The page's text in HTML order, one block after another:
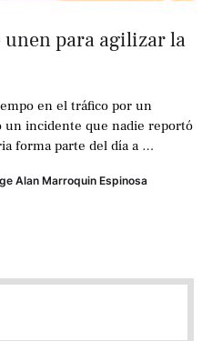
unen para agilizar la
en el tráfico por un
un incidente que nadie reportó
forma parte del día a …
Alan Marroquin Espinosa